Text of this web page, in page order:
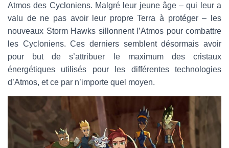
Atmos des Cycloniens. Malgré leur jeune âge – qui leur a
valu de ne pas avoir leur propre Terra à protéger – les
nouveaux Storm Hawks sillonnent l’Atmos pour combattre
les Cycloniens. Ces derniers semblent désormais avoir
pour but de s’attribuer le maximum des cristaux
énergétiques utilisés pour les différentes technologies
d’Atmos, et ce par n’importe quel moyen.